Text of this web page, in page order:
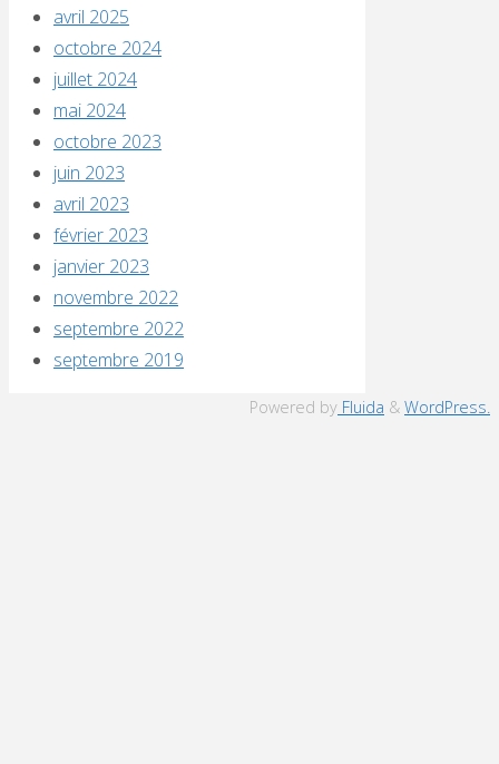
avril 2025
octobre 2024
juillet 2024
mai 2024
octobre 2023
juin 2023
avril 2023
février 2023
janvier 2023
novembre 2022
septembre 2022
septembre 2019
Powered by Fluida & WordPress.